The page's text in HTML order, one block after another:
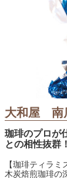
大和屋 南
珈琲のプロが
との相性抜群
【珈琲ティラ
木炭焙煎珈琲の